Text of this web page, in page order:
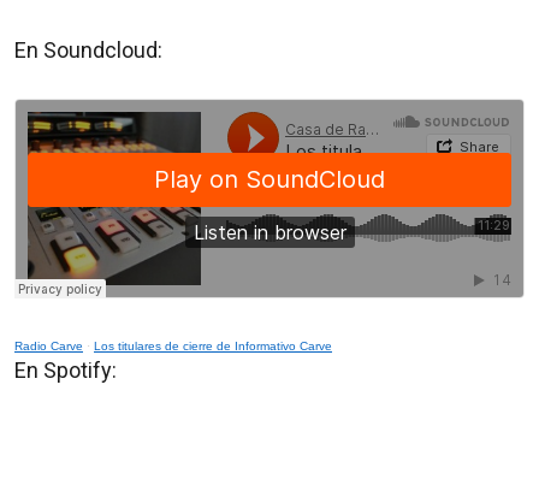
En Soundcloud:
Radio Carve · Los titulares de cierre de Informativo Carve
En Spotify: